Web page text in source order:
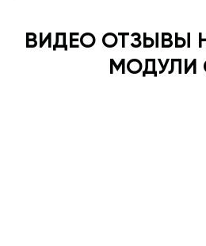
ВИДЕО ОТЗЫВЫ
МОДУЛИ